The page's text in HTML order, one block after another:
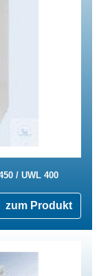
/ UWL 400
zum Produkt